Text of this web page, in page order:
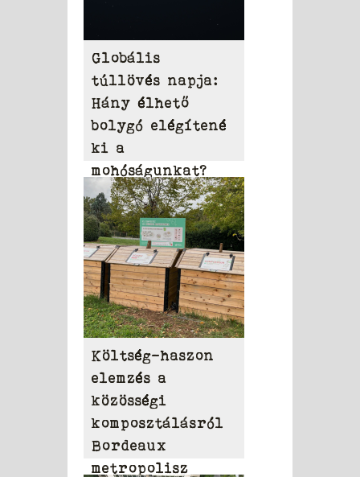
Globális
túllövés napja:
Hány élhető
bolygó elégítené
ki a
mohóságunkat?
Költség-haszon
elemzés a
közösségi
komposztálásról
Bordeaux
metropolisz